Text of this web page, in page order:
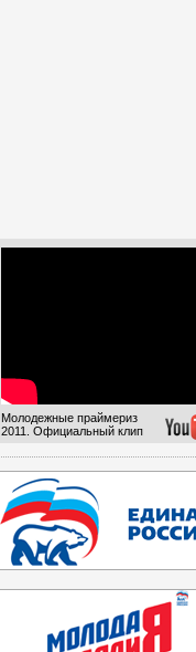
Молодежные праймериз
2011. Официальный клип